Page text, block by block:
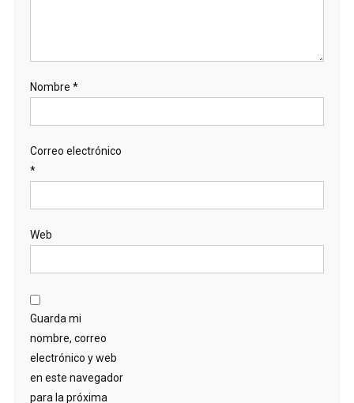
Nombre *
Correo electrónico
*
Web
Guarda mi
nombre, correo
electrónico y web
en este navegador
para la próxima